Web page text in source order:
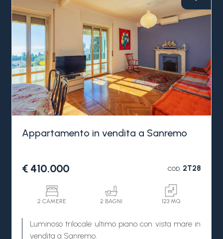
Appartamento in vendita a Sanremo
€ 410.000 COD.2T28
2 CAMERE 2 BAGNI 123 MQ
Luminoso trilocale ultimo piano con vista mare in
vendita a Sanremo.